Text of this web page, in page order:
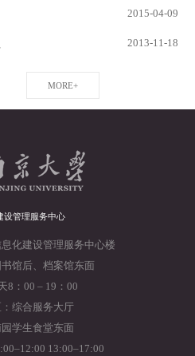
2015-04-09
2013-11-18
MORE+
设管理服务中心
化建设管理服务中心楼
馆后、档案馆东面
8：00 – 19：00
综合服务大厅
学生食堂东面
13:00–17:00